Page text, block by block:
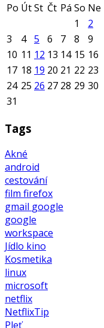
Po ÚtSt Čt Pá So Ne
1
2
3
4 5 6 7 8
9
10 11 12 13 14 15 16
17 18 19 20 21 22 23
24 25 26 27 28 29 30
31
Tags
Akné
android
cestování
film firefox
gmail google
google
workspace
Jídlo kino
Kosmetika
linux
microsoft
netflix
NetflixTip
Pleť